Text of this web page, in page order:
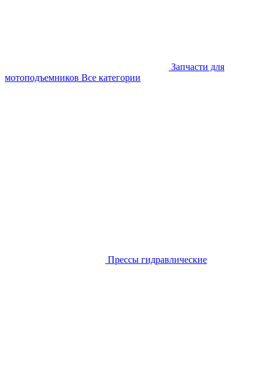
Запчасти для
мотоподъемников Все категории
Прессы гидравлические